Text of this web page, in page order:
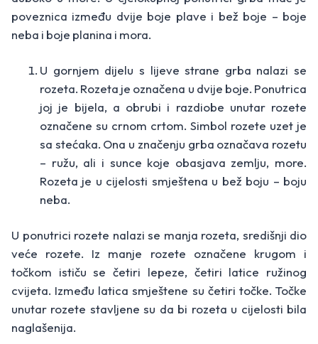
poveznica između dvije boje plave i bež boje – boje
neba i boje planina i mora.
U gornjem dijelu s lijeve strane grba nalazi se
rozeta. Rozeta je označena u dvije boje. Ponutrica
joj je bijela, a obrubi i razdiobe unutar rozete
označene su crnom crtom. Simbol rozete uzet je
sa stećaka. Ona u značenju grba označava rozetu
– ružu, ali i sunce koje obasjava zemlju, more.
Rozeta je u cijelosti smještena u bež boju – boju
neba.
U ponutrici rozete nalazi se manja rozeta, središnji dio
veće rozete. Iz manje rozete označene krugom i
točkom ističu se četiri lepeze, četiri latice ružinog
cvijeta. Između latica smještene su četiri točke. Točke
unutar rozete stavljene su da bi rozeta u cijelosti bila
naglašenija.